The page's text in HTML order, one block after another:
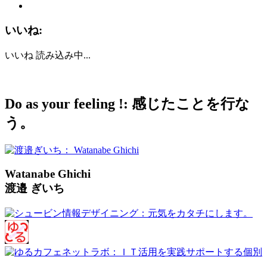
いいね:
いいね 読み込み中...
Do as your feeling !: 感じたことを行な
う。
Watanabe Ghichi
渡邉 ぎいち